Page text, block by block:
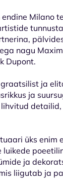
Milano
nagu
Dupont.
ja
ja
üks
ja
liigutab ja